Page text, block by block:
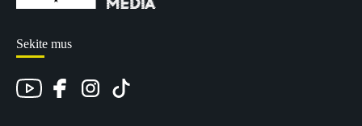
Sekite mus